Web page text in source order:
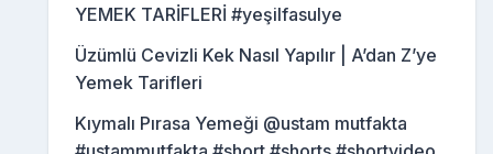
YEMEK TARİFLERİ #yeşilfasulye
Üzümlü Cevizli Kek Nasıl Yapılır | A’dan Z’ye
Yemek Tarifleri
Kıymalı Pırasa Yemeği @ustam mutfakta